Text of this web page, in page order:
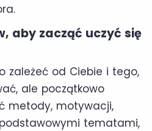
aby zacząć uczyć się
zależeć od Ciebie i tego,
ale początkowo
metody, motywacji,
tematami,